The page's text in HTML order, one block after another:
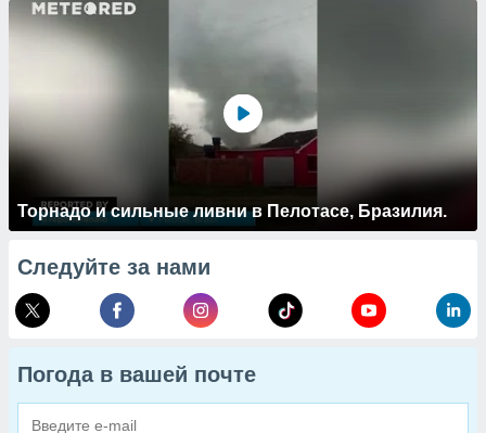
Торнадо и сильные ливни в Пелотасе, Бразилия.
Следуйте за нами
Погода в вашей почте